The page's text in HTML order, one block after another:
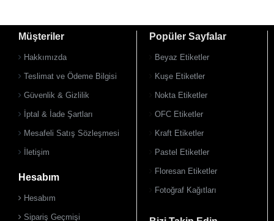
900 TL Üzeri Kargo Ücretsiz 900 TL Üzeri Kargo Ücretsiz
Müşteriler
Hakkımızda
Teslimat ve Ödeme Bilgisi
Güvenlik & Gizlilik
İptal & İade Şartları
Mesafeli Satış Sözleşmesi
İletişim
Hesabım
Hesabım
Sipariş Geçmişi
Popüler Sayfalar
Beyaz Etiketler
Kuşe Etiketler
Nokta Etiketler
OFC Etiketler
Kraft Etiketler
Pastel Etiketler
Floresan Etiketler
Fotoğraf Kağıtları